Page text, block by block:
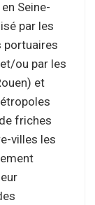
Seine-
par les
portuaires
ou par les
et
friches
villes les